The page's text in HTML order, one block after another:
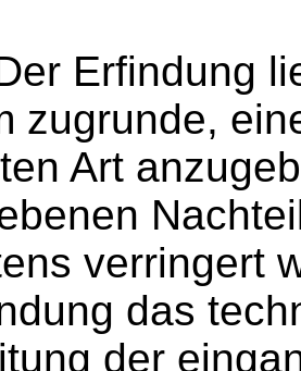
Erfindung
zugrunde,
Art
verringert
das
der